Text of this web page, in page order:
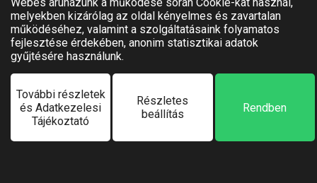
Érdeklődési körök kiválasztása
Minden
Agykontroll
Ajándék
Albumok